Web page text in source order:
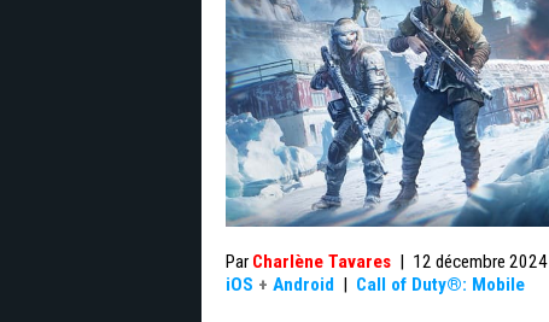
Par Charlène Tavares | 12 décembre 2024
iOS + Android | Call of Duty®: Mobile